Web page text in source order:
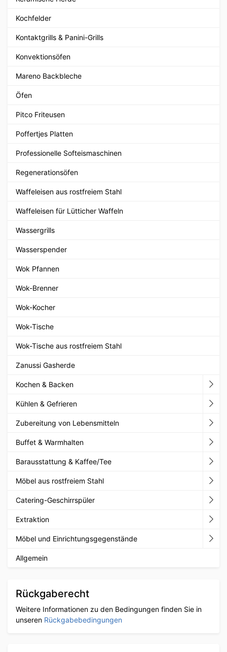
Kochfelder
Kontaktgrills & Panini-Grills
Konvektionsöfen
Mareno Backbleche
Öfen
Pitco Friteusen
Poffertjes Platten
Professionelle Softeismaschinen
Regenerationsöfen
Waffeleisen aus rostfreiem Stahl
Waffeleisen für Lütticher Waffeln
Wassergrills
Wasserspender
Wok Pfannen
Wok-Brenner
Wok-Kocher
Wok-Tische
Wok-Tische aus rostfreiem Stahl
Zanussi Gasherde
Kochen & Backen
Kühlen & Gefrieren
Zubereitung von Lebensmitteln
Buffet & Warmhalten
Barausstattung & Kaffee/Tee
Möbel aus rostfreiem Stahl
Catering-Geschirrspüler
Extraktion
Möbel und Einrichtungsgegenstände
Allgemein
Rückgaberecht
Weitere Informationen zu den Bedingungen finden Sie in
unseren Rückgabebedingungen